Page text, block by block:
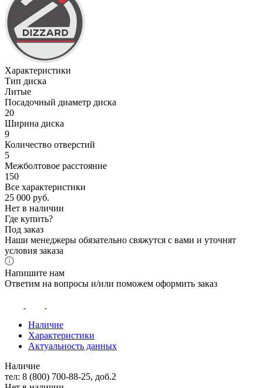
Характеристики
Тип диска
Литые
Посадочный диаметр диска
20
Ширина диска
9
Количество отверстий
5
Межболтовое расстояние
150
Все характеристики
25 000 руб.
Нет в наличии
Где купить?
Под заказ
Наши менеджеры обязательно свяжутся с вами и уточнят
условия заказа
Напишите нам
Ответим на вопросы и/или поможем оформить заказ
Наличие
Характеристики
Актуальность данных
Наличие
тел: 8 (800) 700-88-25, доб.2